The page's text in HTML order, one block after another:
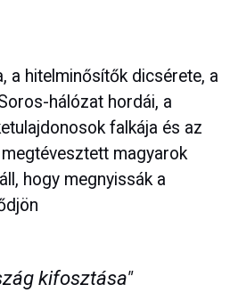
a hitelminősítők dicsérete, a
hálózat hordái, a
falkája és az
magyarok
hogy megnyissák a
kifosztása"